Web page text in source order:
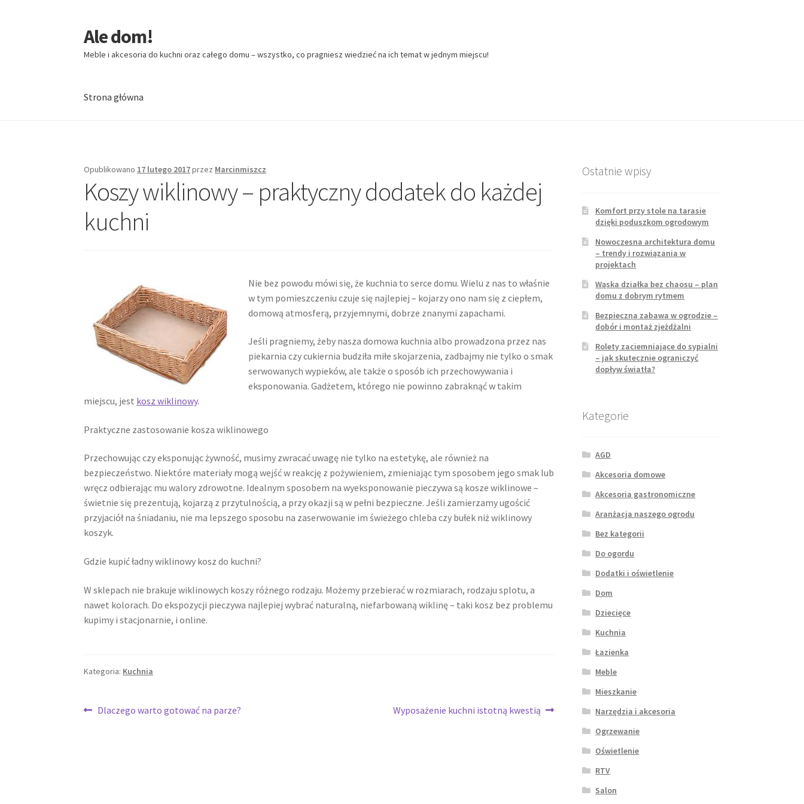
Przejdź
do
nawigacji
Przejdź
do
treści
Ale dom!
Meble i akcesoria do kuchni oraz całego domu – wszystko, co pragniesz wiedzieć na ich temat w jednym miejscu!
Strona główna
Opublikowano 17 lutego 2017przez Marcinmiszcz
Koszy wiklinowy – praktyczny dodatek do każdej
kuchni
Nie bez powodu mówi się, że kuchnia to serce domu. Wielu z nas to właśnie
w tym pomieszczeniu czuje się najlepiej – kojarzy ono nam się z ciepłem,
domową atmosferą, przyjemnymi, dobrze znanymi zapachami.
Jeśli pragniemy, żeby nasza domowa kuchnia albo prowadzona przez nas
piekarnia czy cukiernia budziła miłe skojarzenia, zadbajmy nie tylko o smak
serwowanych wypieków, ale także o sposób ich przechowywania i
eksponowania. Gadżetem, którego nie powinno zabraknąć w takim
miejscu, jest kosz wiklinowy.
Praktyczne zastosowanie kosza wiklinowego
Przechowując czy eksponując żywność, musimy zwracać uwagę nie tylko na estetykę, ale również na
bezpieczeństwo. Niektóre materiały mogą wejść w reakcję z pożywieniem, zmieniając tym sposobem jego smak lub
wręcz odbierając mu walory zdrowotne. Idealnym sposobem na wyeksponowanie pieczywa są kosze wiklinowe –
świetnie się prezentują, kojarzą z przytulnością, a przy okazji są w pełni bezpieczne. Jeśli zamierzamy ugościć
przyjaciół na śniadaniu, nie ma lepszego sposobu na zaserwowanie im świeżego chleba czy bułek niż wiklinowy
koszyk.
Gdzie kupić ładny wiklinowy kosz do kuchni?
W sklepach nie brakuje wiklinowych koszy różnego rodzaju. Możemy przebierać w rozmiarach, rodzaju splotu, a
nawet kolorach. Do ekspozycji pieczywa najlepiej wybrać naturalną, niefarbowaną wiklinę – taki kosz bez problemu
kupimy i stacjonarnie, i online.
Kategoria: Kuchnia
Nawigacja
Poprzedni
Dlaczego warto gotować na parze?
Następny
Wyposażenie kuchni istotną kwestią
Ostatnie wpisy
Komfort przy stole na tarasie
dzięki poduszkom ogrodowym
Nowoczesna architektura domu
– trendy i rozwiązania w
projektach
Wąska działka bez chaosu – plan
domu z dobrym rytmem
Bezpieczna zabawa w ogrodzie –
dobór i montaż zjeżdżalni
Rolety zaciemniające do sypialni
– jak skutecznie ograniczyć
dopływ światła?
Kategorie
AGD
Akcesoria domowe
Akcesoria gastronomiczne
Aranżacja naszego ogrodu
Bez kategorii
Do ogordu
Dodatki i oświetlenie
Dom
Dziecięce
Kuchnia
Łazienka
Meble
Mieszkanie
Narzędzia i akcesoria
Ogrzewanie
Oświetlenie
RTV
Salon